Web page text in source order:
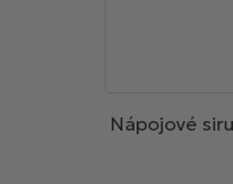
Nápojové